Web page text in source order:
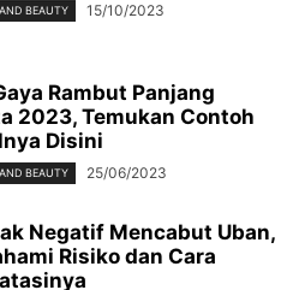
BEAUTY 15/10/2023
Rambut Panjang
2023, Temukan Contoh
Disini
BEAUTY 25/06/2023
Negatif Mencabut Uban,
Risiko dan Cara